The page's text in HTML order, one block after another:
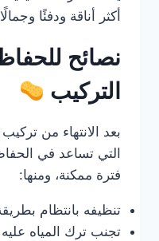
أكثر أناقة ودفئًا وجمالًا
نصائح
التركيب
بعد الانتهاء من
التي تساعد في
فترة ممكنة، ومنها:
تنظيفه بانتظام
تجنب ترك المياه